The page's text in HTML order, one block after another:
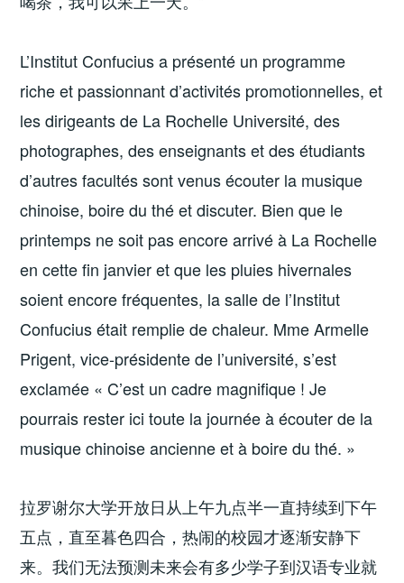
L’Institut Confucius a présenté un programme
riche et passionnant d’activités promotionnelles, et
les dirigeants de La Rochelle Université, des
photographes, des enseignants et des étudiants
d’autres facultés sont venus écouter la musique
chinoise, boire du thé et discuter. Bien que le
printemps ne soit pas encore arrivé à La Rochelle
en cette fin janvier et que les pluies hivernales
soient encore fréquentes, la salle de l’Institut
Confucius était remplie de chaleur. Mme Armelle
Prigent, vice-présidente de l’université, s’est
exclamée « C’est un cadre magnifique ! Je
pourrais rester ici toute la journée à écouter de la
musique chinoise ancienne et à boire du thé. »
拉罗谢尔大学开放日从上午九点半一直持续到下午
五点，直至暮色四合，热闹的校园才逐渐安静下
来。我们无法预测未来会有多少学子到汉语专业就